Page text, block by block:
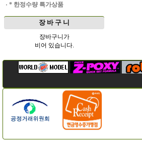
· * 한정수량 특가상품
장 바 구 니
장바구니가
비어 있습니다.